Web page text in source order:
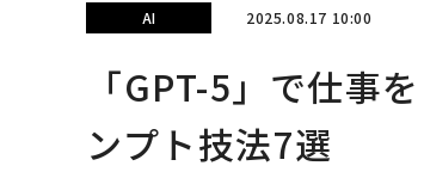
AI 2025.08.17 10:00
「GPT-5」で仕事
ンプト技法7選